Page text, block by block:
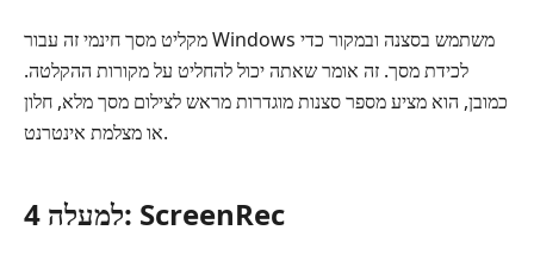
מקליט מסך חינמי זה עבור Windows משתמש בסצנה ובמקור כדי
לכידת מסך. זה אומר שאתה יכול להחליט על מקורות ההקלטה.
כמובן, הוא מציע מספר סצנות מוגדרות מראש לצילום מסך מלא, חלון
או מצלמת אינטרנט.
למעלה 4: ScreenRec